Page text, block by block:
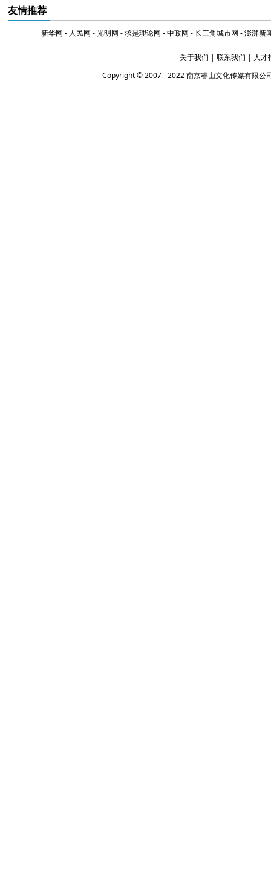
友情推荐
新华网 - 人民网 -光明网 -求是理论网 -中政网 -长三角城市网 -澎湃新
关于我们 |联系我们 | 人才
Copyright © 2007 - 2022 南京睿山文化传媒有限公